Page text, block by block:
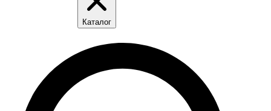
Каталог